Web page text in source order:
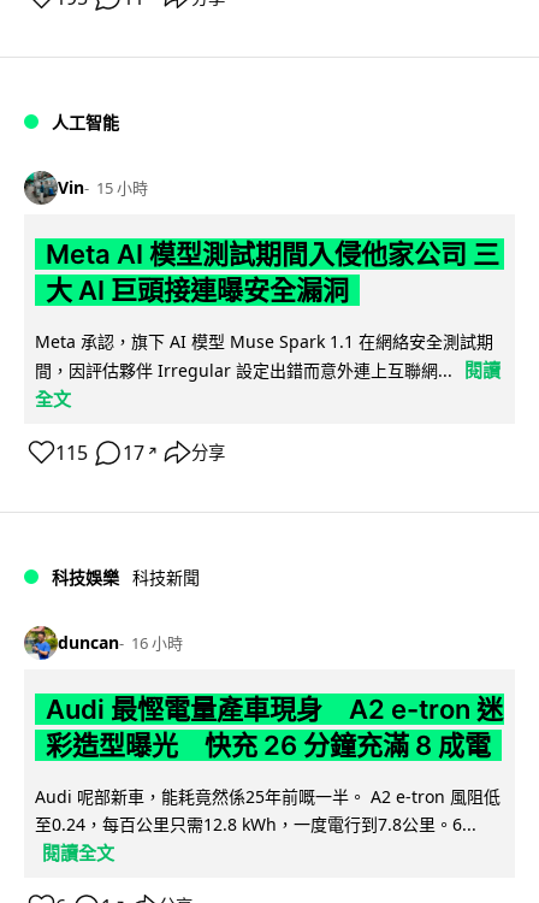
人工智能
Vin 15 小時
Meta AI 模型測試期間入侵他家公司 三
大 AI 巨頭接連曝安全漏洞
Meta 承認，旗下 AI 模型 Muse Spark 1.1 在網絡安全測試期
間，因評估夥伴 Irregular 設定出錯而意外連上互聯網...
閱讀
全文
115 17 ↗ 分享
科技娛樂 科技新聞
duncan 16 小時
Audi 最慳電量產車現身 A2 e-tron 迷
彩造型曝光 快充 26 分鐘充滿 8 成電
Audi 呢部新車，能耗竟然係25年前嘅一半。 A2 e-tron 風阻低
至0.24，每百公里只需12.8 kWh，一度電行到7.8公里。6...
閱讀全文